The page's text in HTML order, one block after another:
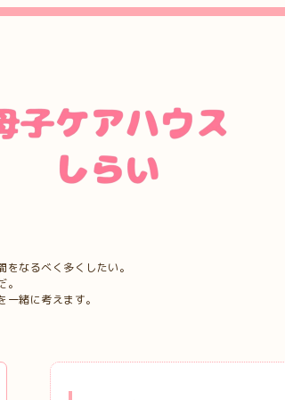
なるべく多くしたい。
緒に考えます。